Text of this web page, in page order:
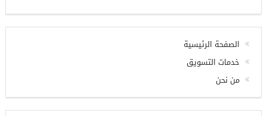
Check your twitter API's keys
الصفحة الرئيسية
خدمات التسويق
من نحن